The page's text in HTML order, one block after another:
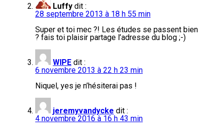
Luffy dit :
28 septembre 2013 à 18 h 55 min
Super et toi mec ?! Les études se passent bien
? fais toi plaisir partage l’adresse du blog ;-)
WIPE dit :
6 novembre 2013 à 22 h 23 min
Niquel, yes je n’hésiterai pas !
jeremyvandycke dit :
4 novembre 2016 à 16 h 43 min